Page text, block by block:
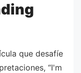
que desafíe
“I'm